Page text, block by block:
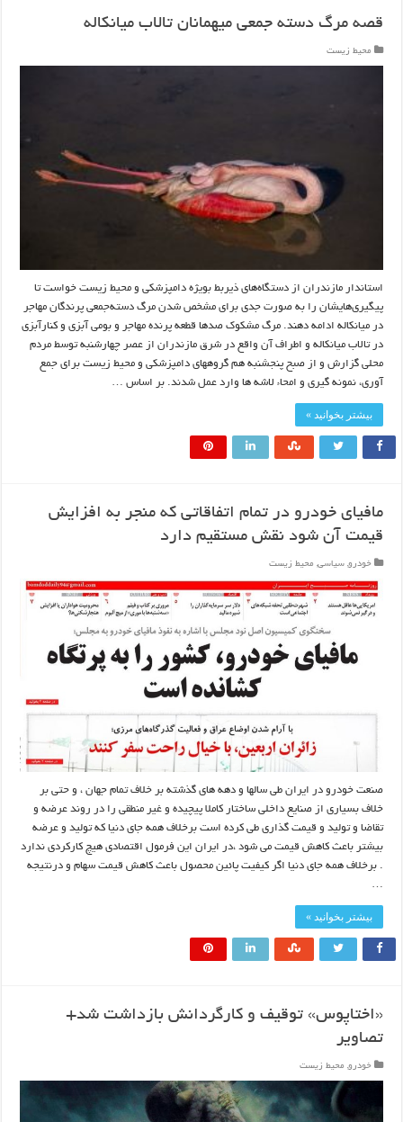
قصه مرگ دسته جمعی میهمانان تالاب میانکاله
محیط زیست
استاندار مازندران از دستگاه‌های ذیربط بویژه دامپزشکی و محیط زیست خواست تا
پیگیری‌هایشان را به صورت جدی برای مشخص شدن مرگ دسته‌جمعی پرندگان مهاجر
در میانکاله ادامه دهند. مرگ مشکوک صدها قطعه پرنده مهاجر و بومی آبزی و کنارآبزی
در تالاب میانکاله و اطراف آن واقع در شرق مازندران از عصر چهارشنبه توسط مردم
محلی گزارش و از صبح پنجشنبه هم گروههای دامپزشکی و محیط زیست برای جمع
آوری، نمونه گیری و امحاء لاشه ها وارد عمل شدند. بر اساس …
بیشتر بخوانید »
مافیای خودرو در تمام اتفاقاتی که منجر به افزایش
قیمت آن شود نقش مستقیم دارد
خودرو, سیاسی, محیط زیست
صنعت خودرو در ایران طی سالها و دهه های گذشته بر خلاف تمام جهان ، و حتی بر
خلاف بسیاری از صنایع داخلی ساختار کاملا پیچیده و غیر منطقی را در روند عرضه و
تقاضا و تولید و قیمت گذاری طی کرده است برخلاف همه جای دنیا که تولید و عرضه
بیشتر باعث کاهش قیمت می شود ،در ایران این فرمول اقتصادی هیچ کارکردی ندارد
. برخلاف همه جای دنیا اگر کیفیت پائین محصول باعث کاهش قیمت سهام و درنتیجه
…
بیشتر بخوانید »
«اختاپوس» توقیف و کارگردانش بازداشت شد+
تصاویر
خودرو, محیط زیست